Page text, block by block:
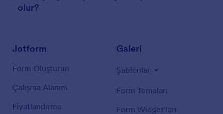
olur?
Jotform
Form Oluşturun
Çalışma Alanım
Fiyatlandırma
Galeri
Şablonlar
Form Temaları
Form Widget'ları